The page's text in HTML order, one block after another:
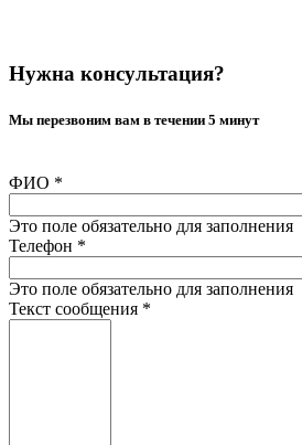
Нужна консультация?
Мы перезвоним вам в течении 5 минут
ФИО *
Это поле обязательно для заполнения
Телефон *
Это поле обязательно для заполнения
Текст сообщения *